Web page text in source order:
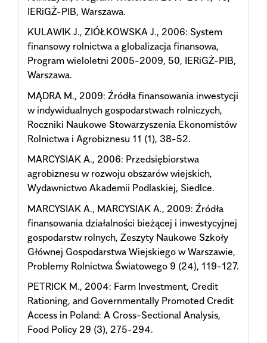
IERiGŻ-PIB, Warszawa.
KULAWIK J., ZIÓŁKOWSKA J., 2006: System
finansowy rolnictwa a globalizacja finansowa,
Program wieloletni 2005-2009, 50, IERiGŻ-PIB,
Warszawa.
MĄDRA M., 2009: Źródła finansowania inwestycji
w indywidualnych gospodarstwach rolniczych,
Roczniki Naukowe Stowarzyszenia Ekonomistów
Rolnictwa i Agrobiznesu 11 (1), 38-52.
MARCYSIAK A., 2006: Przedsiębiorstwa
agrobiznesu w rozwoju obszarów wiejskich,
Wydawnictwo Akademii Podlaskiej, Siedlce.
MARCYSIAK A., MARCYSIAK A., 2009: Źródła
finansowania działalności bieżącej i inwestycyjnej
gospodarstw rolnych, Zeszyty Naukowe Szkoły
Głównej Gospodarstwa Wiejskiego w Warszawie,
Problemy Rolnictwa Światowego 9 (24), 119-127.
PETRICK M., 2004: Farm Investment, Credit
Rationing, and Governmentally Promoted Credit
Access in Poland: A Cross-Sectional Analysis,
Food Policy 29 (3), 275-294.